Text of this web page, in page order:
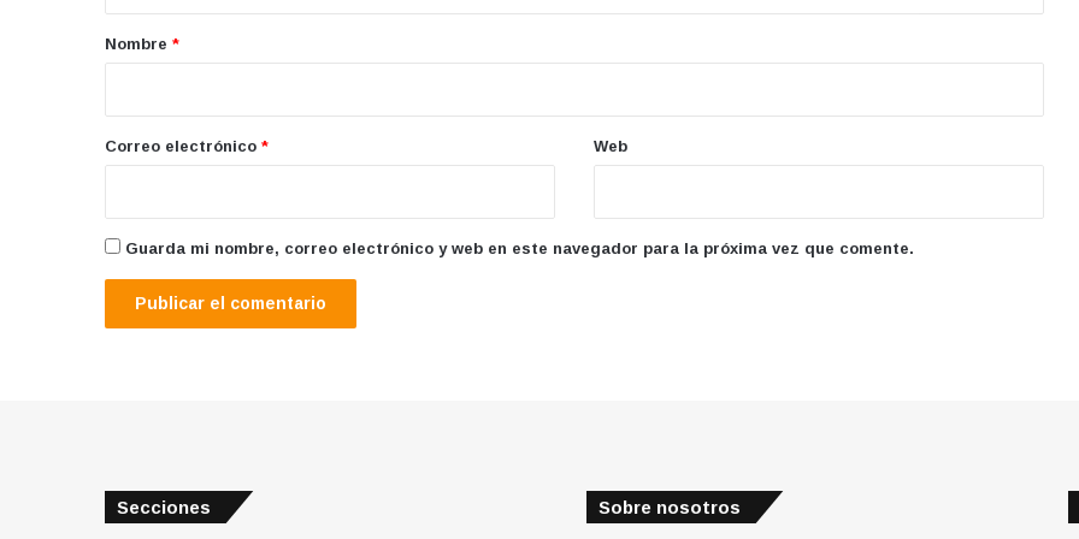
r
*
Nombre *
Correo electrónico * Web
Guarda mi nombre, correo electrónico y web en este navegador para la próxima vez que comente.
Secciones Sobre nosotros